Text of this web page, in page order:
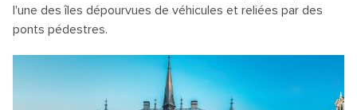
l'une des îles dépourvues de véhicules et reliées par des
ponts pédestres.